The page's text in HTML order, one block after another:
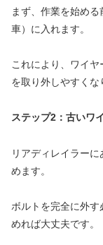
まず、作業を始め
車）に入れます。
これにより、ワイ
を取り外しやすくな
ステップ2：古いワ
リアディレイラー
めます。
ボルトを完全に外
めれば大丈夫です。